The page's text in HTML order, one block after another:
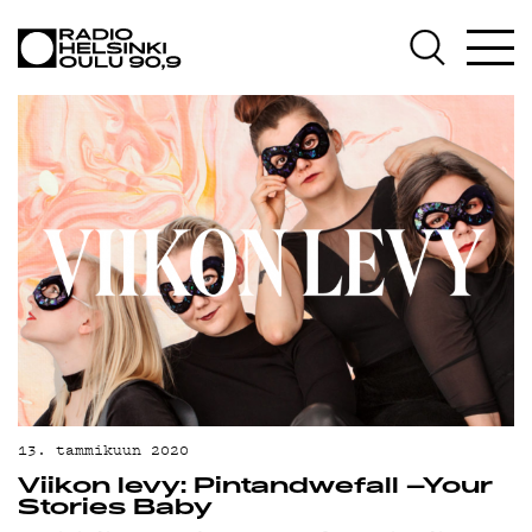
AJANKOHTAISTA
OHJELMAT
TEKIJÄT
ON-DEMAND
PODCAST
MAINOSTA
YHTEYSTIEDOT
G LIVELAB
YSTÄVÄKLUBI
TIETOSUOJA
13. tammikuun 2020
Viikon levy: Pintandwefall –Your
Stories Baby